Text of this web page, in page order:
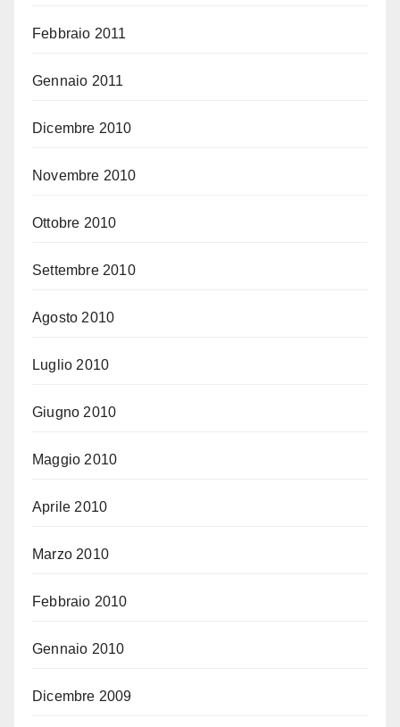
Febbraio 2011
Gennaio 2011
Dicembre 2010
Novembre 2010
Ottobre 2010
Settembre 2010
Agosto 2010
Luglio 2010
Giugno 2010
Maggio 2010
Aprile 2010
Marzo 2010
Febbraio 2010
Gennaio 2010
Dicembre 2009